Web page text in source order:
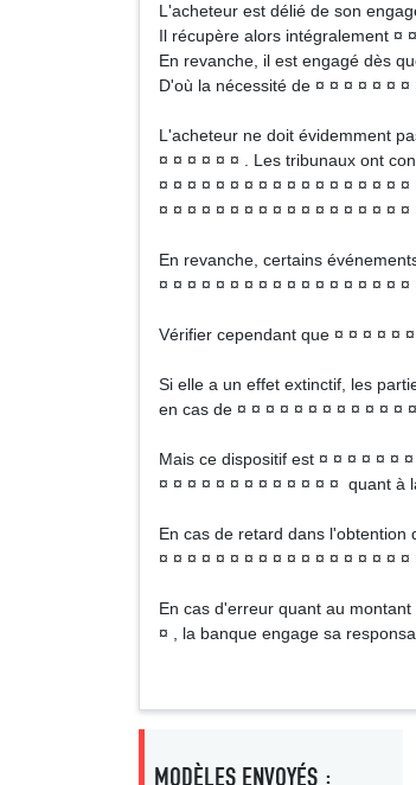
L'acheteur est délié de son
Il récupère alors intégralement ¤
En revanche, il est engagé dès
D'où la nécessité de ¤ ¤ ¤ ¤ ¤ ¤ ¤
L'acheteur ne doit évidemment
¤ ¤ ¤ ¤ ¤ ¤ . Les tribunaux ont
¤ ¤ ¤ ¤ ¤ ¤ ¤ ¤ ¤ ¤ ¤ ¤ ¤ ¤ ¤ ¤ ¤
¤ ¤ ¤ ¤ ¤ ¤ ¤ ¤ ¤ ¤ ¤ ¤ ¤ ¤ ¤ ¤ ¤ ¤
En revanche, certains
¤ ¤ ¤ ¤ ¤ ¤ ¤ ¤ ¤ ¤ ¤ ¤ ¤ ¤ ¤ ¤ ¤ ¤
Vérifier cependant que ¤ ¤ ¤ ¤ ¤
Si elle a un effet extinctif, les
en cas de ¤ ¤ ¤ ¤ ¤ ¤ ¤ ¤ ¤ ¤ ¤ ¤
Mais ce dispositif est ¤ ¤ ¤ ¤ ¤ ¤
¤ ¤ ¤ ¤ ¤ ¤ ¤ ¤ ¤ ¤ ¤ ¤ ¤ quant à
En cas de retard dans
¤ ¤ ¤ ¤ ¤ ¤ ¤ ¤ ¤ ¤ ¤ ¤ ¤ ¤ ¤ ¤ ¤
En cas d'erreur quant au
¤ , la banque engage sa
MODÈLES ENVOYÉS :